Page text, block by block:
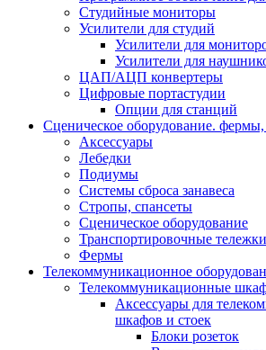
Студийные мониторы
Усилители для студий
Усилители для
Усилители для
ЦАП/АЦП конвертеры
Цифровые портастудии
Опции для станций
Сценическое оборудование.
Аксессуары
Лебедки
Подиумы
Системы сброса занавеса
Стропы, спансеты
Сценическое оборудование
Транспортировочные тележки
Фермы
Телекоммуникационное
Телекоммуникационные
Аксессуары для
шкафов и стоек
Блоки розеток